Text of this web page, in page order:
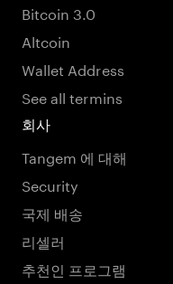
Bitcoin 3.0
Altcoin
Wallet Address
See all termins
회사
Tangem 에 대해
Security
국제 배송
리셀러
추천인 프로그램